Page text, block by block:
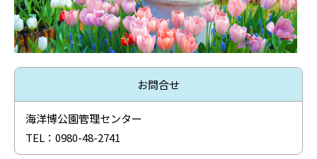
お問合せ
海洋博公園管理センター
TEL：0980-48-2741